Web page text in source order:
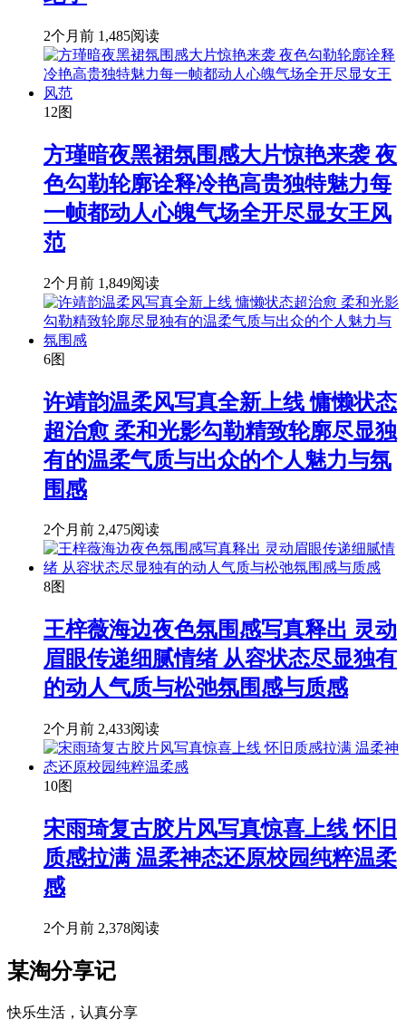
2个月前 1,485阅读
12图
方瑾暗夜黑裙氛围感大片惊艳来袭 夜
色勾勒轮廓诠释冷艳高贵独特魅力每
一帧都动人心魄气场全开尽显女王风
范
2个月前 1,849阅读
6图
许靖韵温柔风写真全新上线 慵懒状态
超治愈 柔和光影勾勒精致轮廓尽显独
有的温柔气质与出众的个人魅力与氛
围感
2个月前 2,475阅读
8图
王梓薇海边夜色氛围感写真释出 灵动
眉眼传递细腻情绪 从容状态尽显独有
的动人气质与松弛氛围感与质感
2个月前 2,433阅读
10图
宋雨琦复古胶片风写真惊喜上线 怀旧
质感拉满 温柔神态还原校园纯粹温柔
感
2个月前 2,378阅读
某淘分享记
快乐生活，认真分享